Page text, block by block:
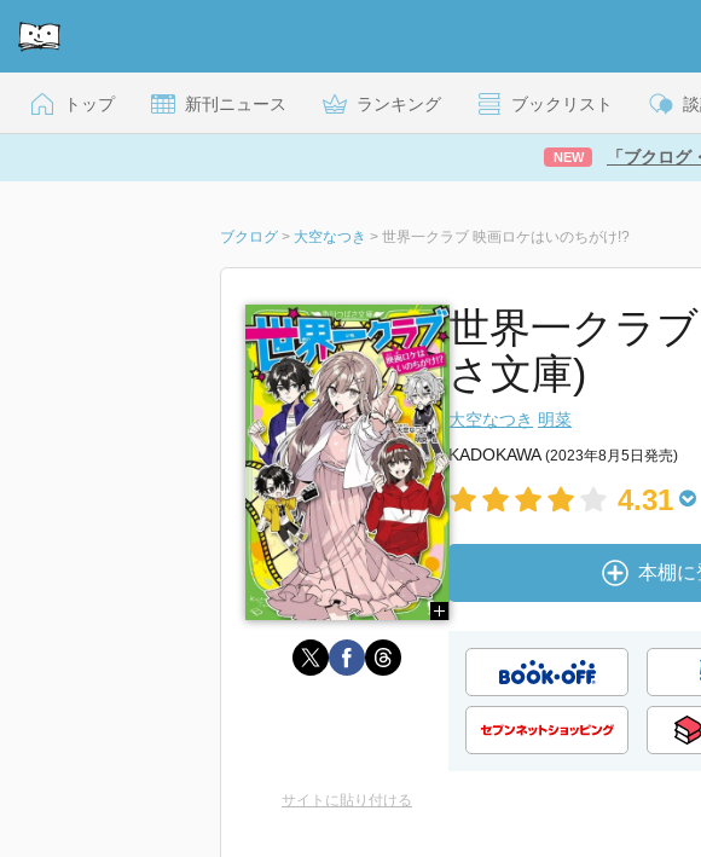
トップ 新刊ニュース ランキング ブックリスト
NEW 「ブクロ
ブクログ > 大空なつき > 世界一クラブ 映画ロケはいのちがけ!?
世界一クラ
さ文庫)
大空なつき 明菜
KADOKAWA(2023年8月5日発売)
4.31
本棚に
サイトに貼り付ける